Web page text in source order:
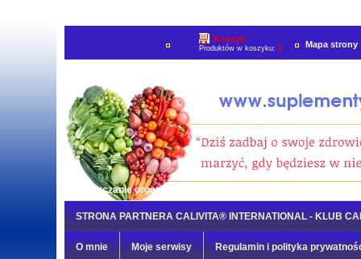
Koszyk
Produktów w koszyku: 0 Mapa strony
Oczyszczanie organizmu
STRONA PARTNERA CALIVITA® INTERNATIONAL - KLUB
O mnie Moje serwisy Regulamin i polityka